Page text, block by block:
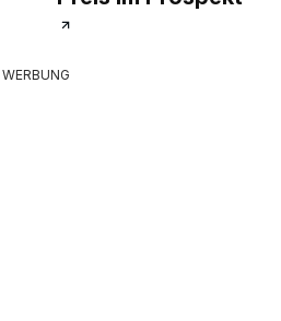
WERBUNG